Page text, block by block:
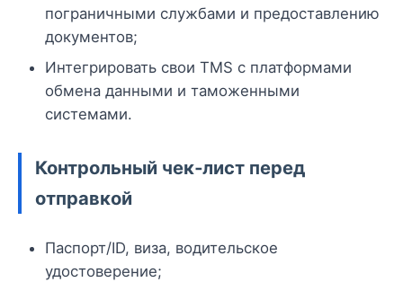
пограничными службами и предоставлению
документов;
Интегрировать свои TMS с платформами
обмена данными и таможенными
системами.
Контрольный чек‑лист перед
отправкой
Паспорт/ID, виза, водительское
удостоверение;